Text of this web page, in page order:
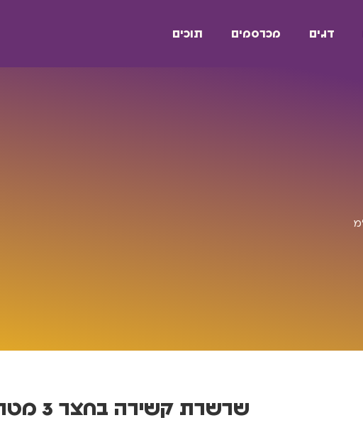
דגים מכרסמים תוכים
שרשרת קשירה בחצר 3 מטר - עובי 3 מ’’מ